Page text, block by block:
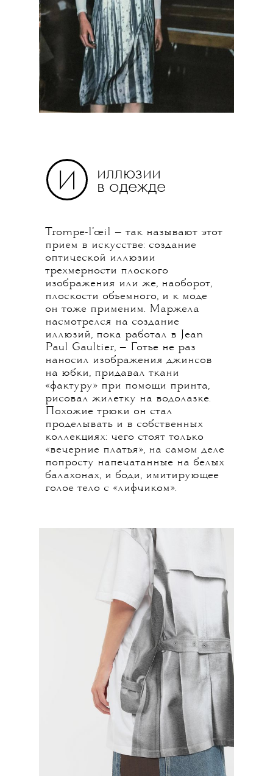
И иллюзии
в одежде
Trompe-l’œil — так называют этот
прием в искусстве: создание
оптической иллюзии
трехмерности плоского
изображения или же, наоборот,
плоскости объемного, и к моде
он тоже применим. Маржела
насмотрелся на создание
иллюзий, пока работал в Jean
Paul Gaultier, — Готье не раз
наносил изображения джинсов
на юбки, придавал ткани
«фактуру» при помощи принта,
рисовал жилетку на водолазке.
Похожие трюки он стал
проделывать и в собственных
коллекциях: чего стоят только
«вечерние платья», на самом деле
попросту напечатанные на белых
балахонах, и боди, имитирующее
голое тело с «лифчиком».